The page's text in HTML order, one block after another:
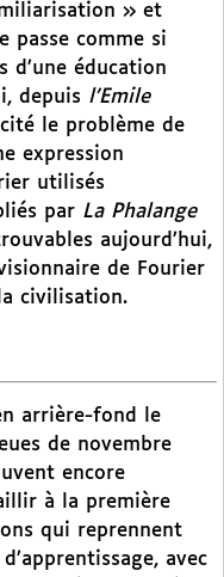
» et
passe comme si
d’une éducation
depuis l’Emile
le problème de
expression
utilisés
par La Phalange
aujourd’hui,
de Fourier
civilisation.
arrière-fond le
de novembre
encore
à la première
qui reprennent
avec